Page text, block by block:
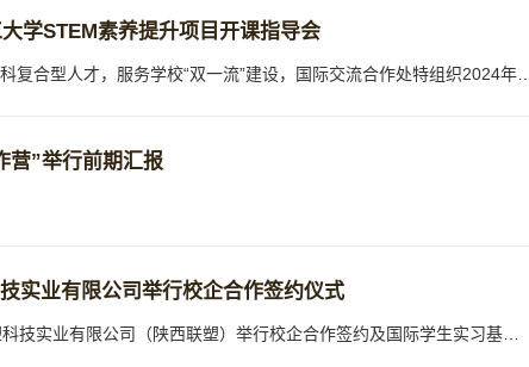
学STEM素养提升项目开课指导会
营”举行前期汇报
实业有限公司举行校企合作签约仪式